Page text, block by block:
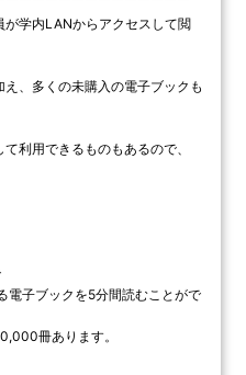
が学内LANからアクセスして閲
、多くの未購入の電子ブックも
利用できるものもあるので、
子ブックを5分間読むことがで
冊あります。